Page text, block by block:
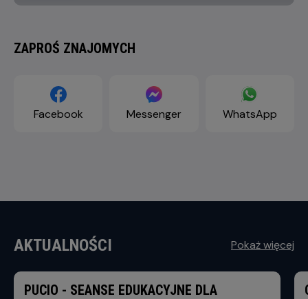
ZAPROŚ ZNAJOMYCH
Facebook Messenger WhatsApp
AKTUALNOŚCI Pokaż więcej
PUCIO - SEANSE EDUKACYJNE DLA